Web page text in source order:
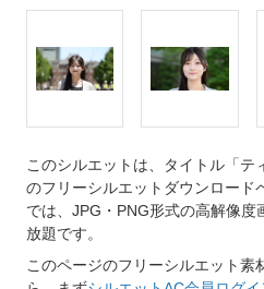
このシルエットは、タイトル「テ
のフリーシルエットダウンロード
では、JPG・PNG形式の高解像度
放題です。
このページのフリーシルエット素